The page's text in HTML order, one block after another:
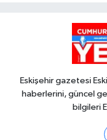
Eskişehir gazetesi
haberlerini, güncel
bilgileri